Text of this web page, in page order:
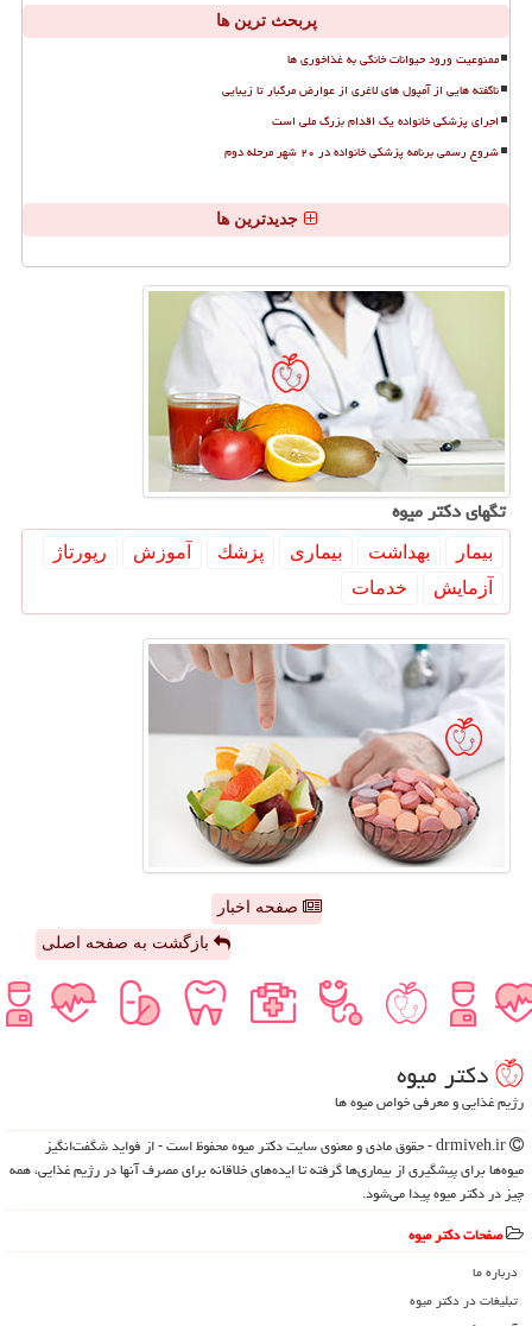
پربحث ترین ها
ممنوعیت ورود حیوانات خانگی به غذاخوری ها
ناگفته هایی از آمپول های لاغری از عوارض مرگبار تا زیبایی
اجرای پزشکی خانواده یک اقدام بزرگ ملی است
شروع رسمی برنامه پزشکی خانواده در ۲۰ شهر مرحله دوم
جدیدترین ها
تگهای دكتر میوه
بیمار بهداشت بیماری پزشك آموزش
رپورتاژ
آزمایش
خدمات
صفحه اخبار
بازگشت به صفحه اصلی
دكتر میوه
رژیم غذایی و معرفی خواص میوه ها
drmiveh.ir - حقوق مادی و معنوی سایت دكتر میوه محفوظ است - از فواید شگفت‌انگیز
میوه‌ها برای پیشگیری از بیماری‌ها گرفته تا ایده‌های خلاقانه برای مصرف آنها در رژیم غذایی، همه
چیز در دکتر میوه پیدا می‌شود.
صفحات دكتر میوه
درباره ما
تبلیغات در دكتر میوه